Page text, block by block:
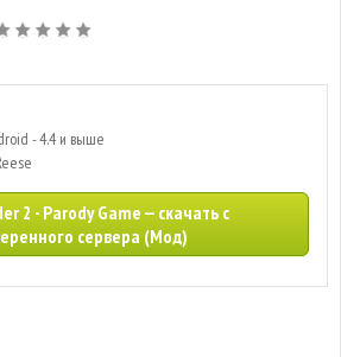
- 4.4 и выше
2 - Parody Game — скачать с
сервера (Мод)